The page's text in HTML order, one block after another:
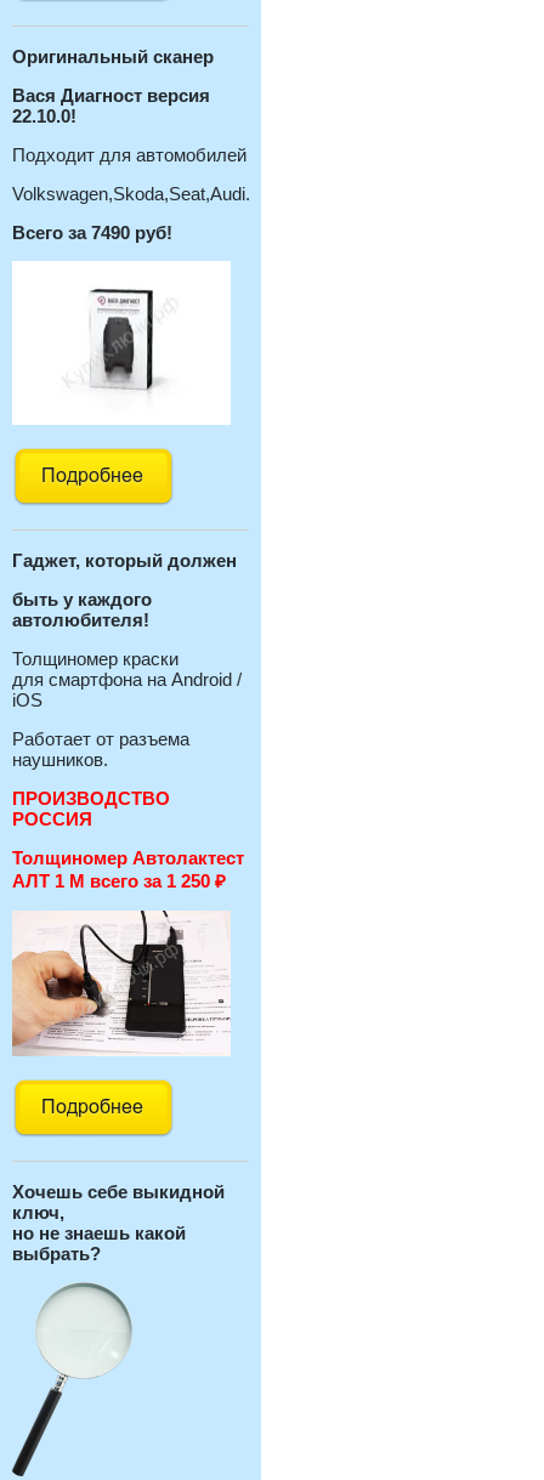
Оригинальный сканер
Вася Диагност версия
22.10.0!
Подходит для автомобилей
Volkswagen,Skoda,Seat,Audi.
Всего за 7490 руб!
Гаджет, который должен
быть у каждого
автолюбителя!
Толщиномер краски
для смартфона на Android /
iOS
Работает от разъема
наушников.
ПРОИЗВОДСТВО
РОССИЯ
Толщиномер Автолактест
АЛТ 1 М всего за 1 250 ₽
Хочешь себе выкидной
ключ,
но не знаешь какой
выбрать?